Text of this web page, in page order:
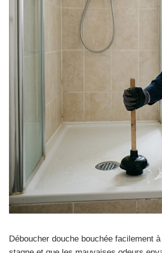
Déboucher douche bouchée facilement